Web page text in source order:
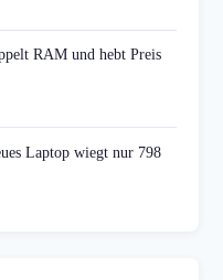
RAM und hebt Preis
Laptop wiegt nur 798